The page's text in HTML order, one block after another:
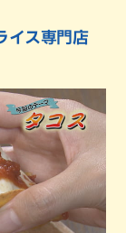
イス専門店